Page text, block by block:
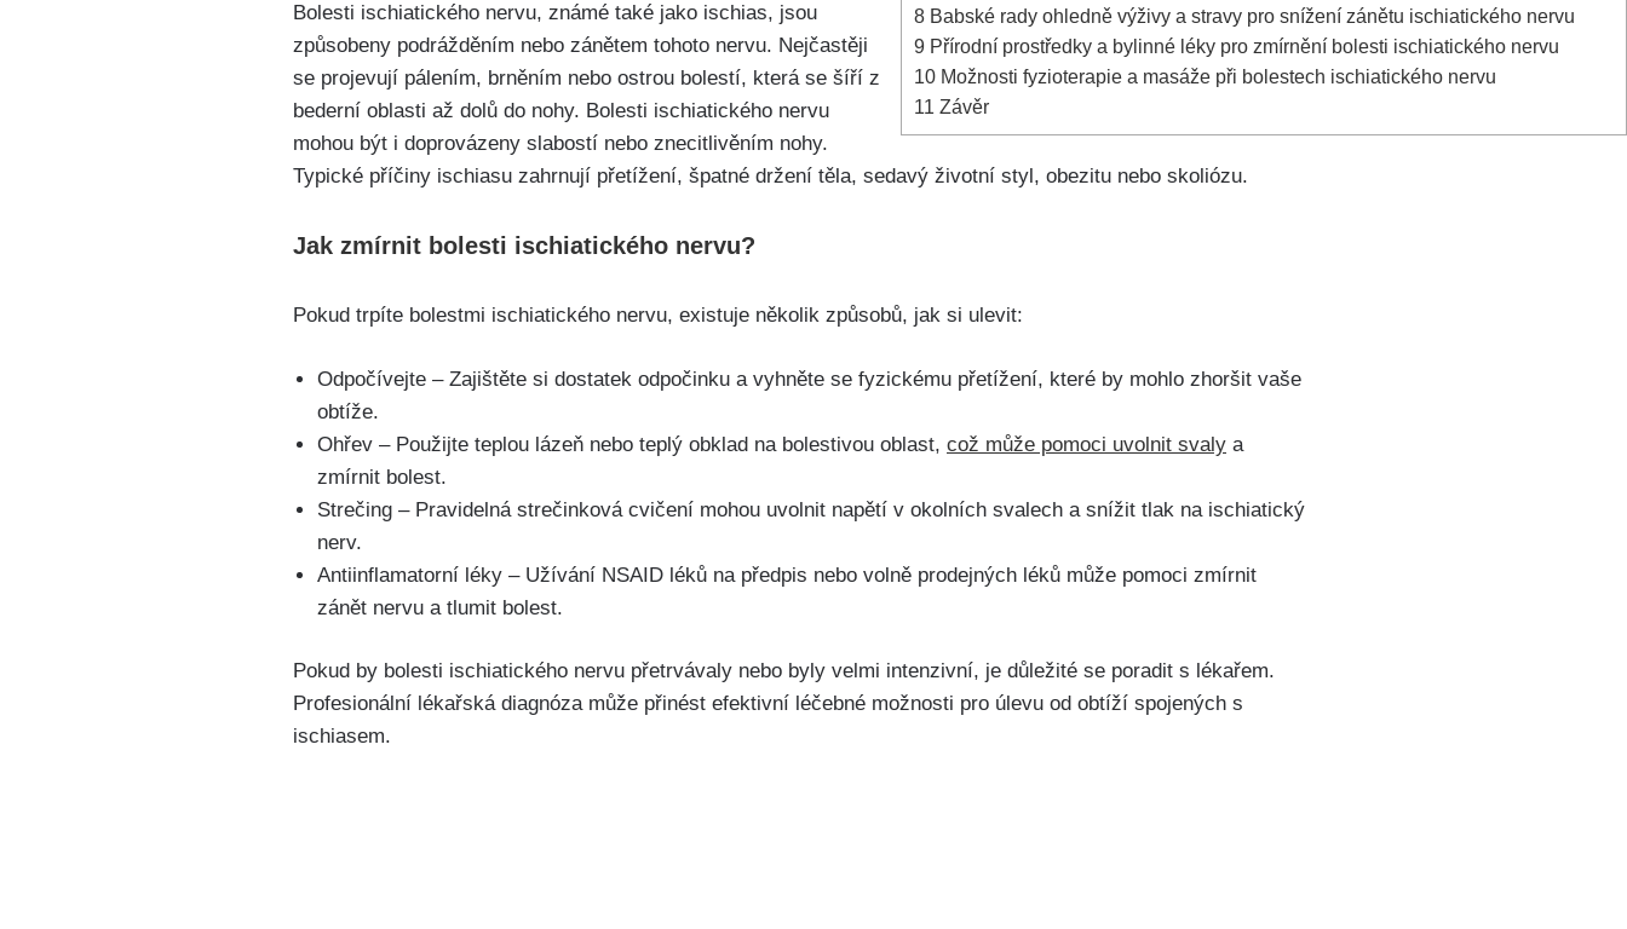
8 Babské ‍rady‌ ohledně výživy a stravy‌ pro snížení zánětu ischiatického nervu
9 Přírodní ⁣prostředky ⁣a bylinné léky pro ​zmírnění bolesti ischiatického ⁤nervu
10 Možnosti ‌fyzioterapie a masáže ‌při bolestech⁤ ischiatického nervu
11 Závěr
Bolesti ​ischiatického nervu,​ známé⁣ také jako ⁢ischias, jsou
způsobeny podrážděním nebo zánětem tohoto nervu. Nejčastěji
se projevují pálením, brněním nebo ostrou​ bolestí, která se ‌šíří z
bederní oblasti až ‍dolů do nohy. Bolesti ischiatického nervu
mohou být i doprovázeny slabostí nebo znecitlivěním nohy.
Typické ⁢příčiny ischiasu ⁢zahrnují přetížení, ⁣špatné držení těla, sedavý životní styl, ‌obezitu nebo skoliózu. ⁢
Jak⁣ zmírnit ‍bolesti ⁣ischiatického nervu?
Pokud trpíte bolestmi ischiatického nervu, existuje několik způsobů, jak si ‍ulevit:
Odpočívejte – Zajištěte ⁤si⁣ dostatek odpočinku a​ vyhněte se ‍fyzickému ⁤přetížení, které by ‌mohlo zhoršit vaše
obtíže.
Ohřev – Použijte teplou lázeň nebo teplý obklad na bolestivou oblast, což může‍ pomoci‌ uvolnit ⁣svaly a‍
zmírnit bolest.
Strečing – Pravidelná strečinková cvičení⁤ mohou uvolnit napětí ‍v okolních svalech a snížit⁤ tlak na ischiatický
nerv.
Antiinflamatorní léky ‌– Užívání ‌NSAID léků na předpis ⁢nebo volně prodejných léků může‍ pomoci zmírnit‍
zánět nervu a tlumit bolest.
Pokud⁤ by bolesti ‌ischiatického nervu přetrvávaly nebo byly velmi intenzivní, ⁤je důležité se poradit s lékařem.
Profesionální lékařská diagnóza může přinést ⁤efektivní​ léčebné možnosti ‍pro úlevu od obtíží​ spojených s
ischiasem.